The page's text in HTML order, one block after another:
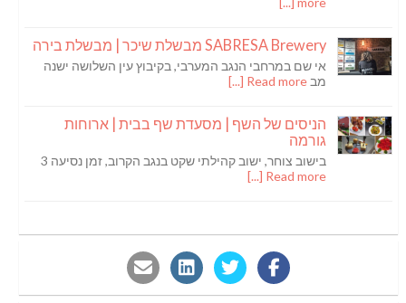
SABRESA Brewery מבשלת שיכר | מבשלת בירה
אי שם במרחבי הנגב המערבי, בקיבוץ עין השלושה ישנה
מב Read more [...]
הניסים של השף | מסעדת שף בבית | ארוחות
גורמה
בישוב צוחר, ישוב קהילתי שקט בנגב הקרוב, זמן נסיעה 3
Read more [...]